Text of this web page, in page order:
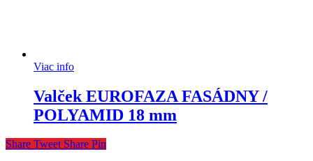
Viac info
Valček EUROFAZA FASÁDNY /
POLYAMID 18 mm
Share Tweet Share Pin